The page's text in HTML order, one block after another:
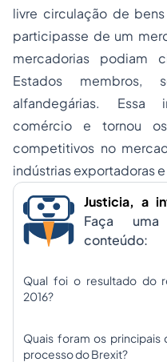
livre circulação de
participasse de um
mercadorias podiam
Estados membros,
alfandegárias. Essa
comércio e tornou
competitivos no
indústrias exportadoras
Justicia, a
Faça
conteúdo:
Qual foi o resultado do
2016?
Quais foram os
processo do Brexit?